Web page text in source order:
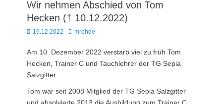
Wir nehmen Abschied von Tom
Hecken († 10.12.2022)
Posted
19.12.2022 Autor
mrohde
Am 10. Dezember 2022 verstarb viel zu früh Tom
Hecken, Trainer C und Tauchlehrer der TG Sepia
Salzgitter.
Tom war seit 2008 Mitglied der TG Sepia Salzgitter